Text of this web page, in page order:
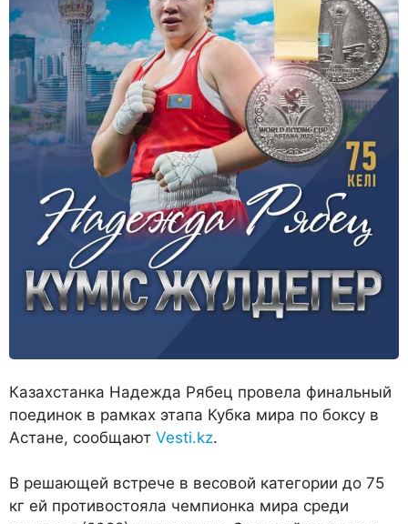
Казахстанка Надежда Рябец провела финальный
поединок в рамках этапа Кубка мира по боксу в
Астане, сообщают Vesti.kz.
В решающей встрече в весовой категории до 75
кг ей противостояла чемпионка мира среди